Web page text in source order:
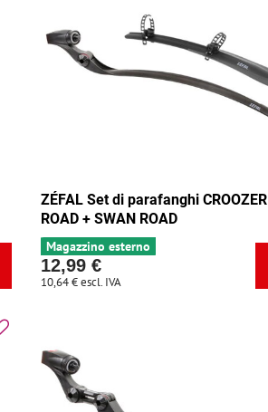
ZÉFAL Set di parafanghi CROOZER
ROAD + SWAN ROAD
Magazzino esterno
12,99 €
10,64 €escl. IVA